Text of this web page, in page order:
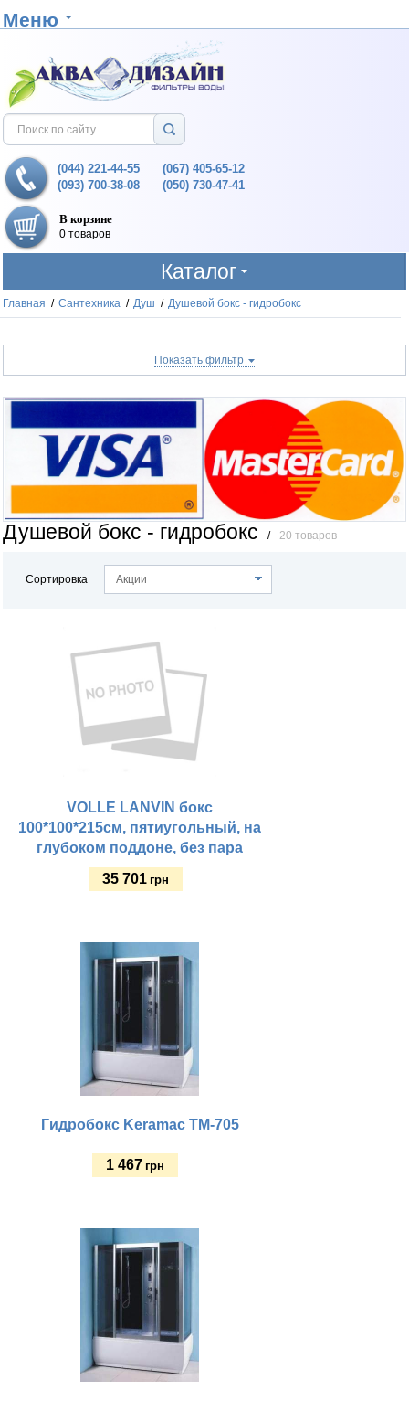
Меню
(044) 221-44-55
(093) 700-38-08
(067) 405-65-12
(050) 730-47-41
В корзине
0 товаров
Каталог
Главная / Сантехника / Душ / Душевой бокс - гидробокс
Показать фильтр
Душевой бокс - гидробокс / 20 товаров
Сортировка Акции
VOLLE LANVIN бокс
100*100*215см, пятиугольный, на
глубоком поддоне, без пара
35 701 грн
Гидробокс Keramac ТМ-705
1 467 грн